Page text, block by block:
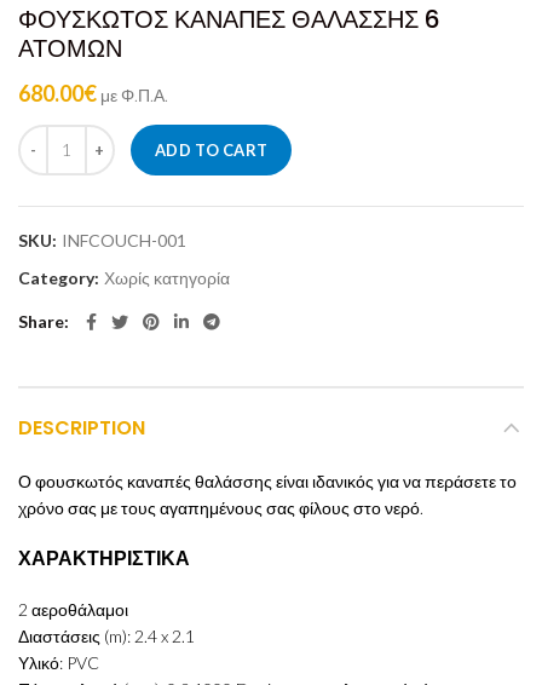
ΦΟΥΣΚΩΤΟΣ ΚΑΝΑΠΕΣ ΘΑΛΑΣΣΗΣ 6
ΑΤΟΜΩΝ
680.00€ με Φ.Π.Α.
ADD TO CART
SKU: INFCOUCH-001
Category: Χωρίς κατηγορία
Share
DESCRIPTION
Ο φουσκωτός καναπές θαλάσσης είναι ιδανικός για να περάσετε το
χρόνο σας με τους αγαπημένους σας φίλους στο νερό.
ΧΑΡΑΚΤΗΡΙΣΤΙΚΑ
2 αεροθάλαμοι
Διαστάσεις (m): 2.4 x 2.1
Υλικό: PVC